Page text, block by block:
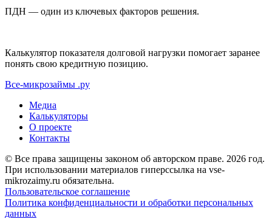
ПДН — один из ключевых факторов решения.
Калькулятор показателя долговой нагрузки помогает заранее
понять свою кредитную позицию.
Все-микрозаймы .ру
Медиа
Калькуляторы
О проекте
Контакты
© Все права защищены законом об авторском праве. 2026 год.
При использовании материалов гиперссылка на vse-
mikrozaimy.ru обязательна.
Пользовательское соглашение
Политика конфиденциальности и обработки персональных
данных